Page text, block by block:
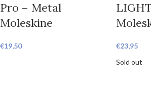
Pro – Metal
Moleskine
€19,50 €23,95
Sold out